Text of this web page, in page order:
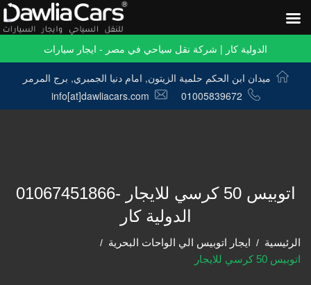
الدولية كار | شركة نقل سياحي في مصر - ايجار سيارات
ميدان ابن الحكم حلمية الزيتون, امام دنيا الجمبري, برج المرمر
01005839672
info[at]dawliacars.com
اتوبيس 50 كرسي للايجار -01067451866
الدولية كار
الرئيسية
ايجار اتوبيس الي الواحات البحرية
اتوبيس 50 كرسي للايجار